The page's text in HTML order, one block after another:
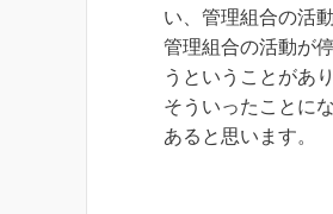
い、管理組合の活
管理組合の活動が
うということがあ
そういったことに
あると思います。